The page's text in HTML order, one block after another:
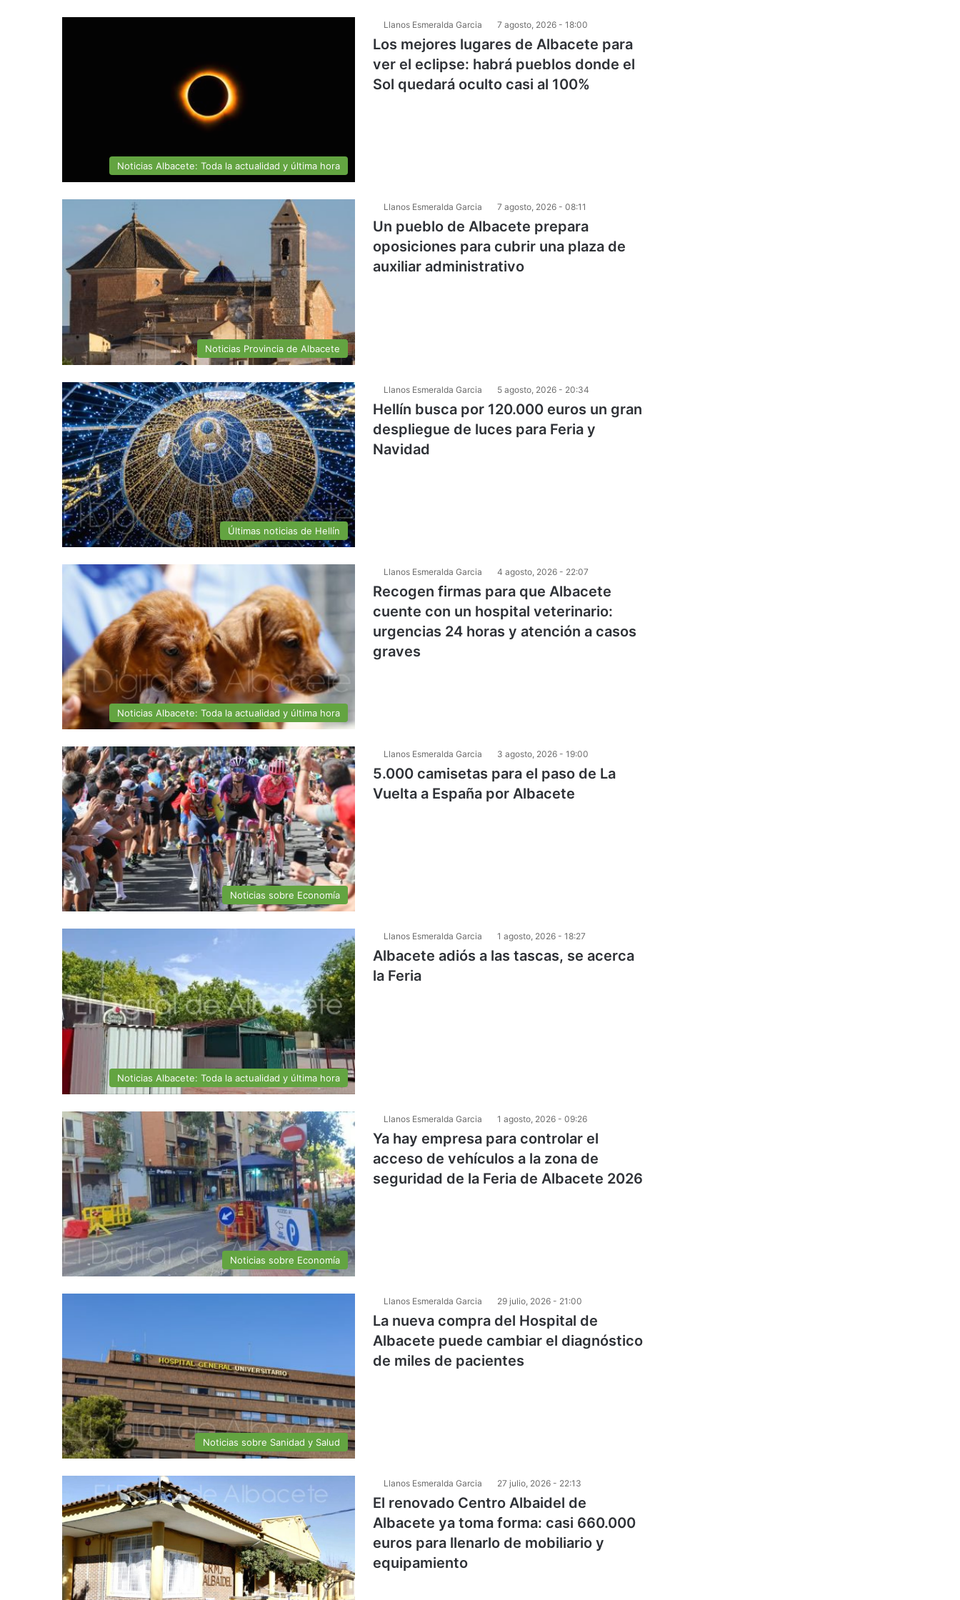
Noticias Albacete: Toda la actualidad y última hora
Llanos Esmeralda Garcia 7 agosto, 2026 - 18:00
Los mejores lugares de Albacete para
ver el eclipse: habrá pueblos donde el
Sol quedará oculto casi al 100%
Noticias Provincia de Albacete
Llanos Esmeralda Garcia 7 agosto, 2026 - 08:11
Un pueblo de Albacete prepara
oposiciones para cubrir una plaza de
auxiliar administrativo
Últimas noticias de Hellín
Llanos Esmeralda Garcia 5 agosto, 2026 - 20:34
Hellín busca por 120.000 euros un gran
despliegue de luces para Feria y
Navidad
Noticias Albacete: Toda la actualidad y última hora
Llanos Esmeralda Garcia 4 agosto, 2026 - 22:07
Recogen firmas para que Albacete
cuente con un hospital veterinario:
urgencias 24 horas y atención a casos
graves
Noticias sobre Economía
Llanos Esmeralda Garcia 3 agosto, 2026 - 19:00
5.000 camisetas para el paso de La
Vuelta a España por Albacete
Noticias Albacete: Toda la actualidad y última hora
Llanos Esmeralda Garcia 1 agosto, 2026 - 18:27
Albacete adiós a las tascas, se acerca
la Feria
Noticias sobre Economía
Llanos Esmeralda Garcia 1 agosto, 2026 - 09:26
Ya hay empresa para controlar el
acceso de vehículos a la zona de
seguridad de la Feria de Albacete 2026
Noticias sobre Sanidad y Salud
Llanos Esmeralda Garcia 29 julio, 2026 - 21:00
La nueva compra del Hospital de
Albacete puede cambiar el diagnóstico
de miles de pacientes
Llanos Esmeralda Garcia 27 julio, 2026 - 22:13
El renovado Centro Albaidel de
Albacete ya toma forma: casi 660.000
euros para llenarlo de mobiliario y
equipamiento